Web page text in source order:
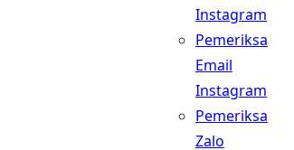
Instagram
Pemeriksa
Email
Instagram
Pemeriksa
Zalo